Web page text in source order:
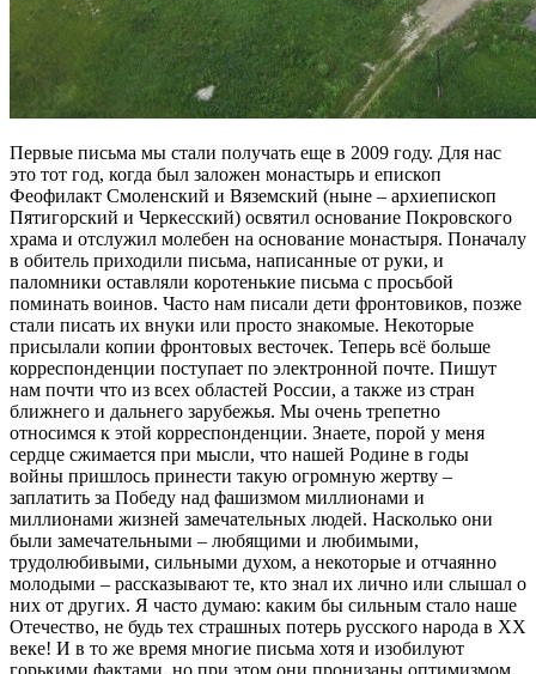
Первые письма мы стали получать еще в 2009 году. Для нас
это тот год, когда был заложен монастырь и епископ
Феофилакт Смоленский и Вяземский (ныне ­– архиепископ
Пятигорский и Черкесский) освятил основание Покровского
храма и отслужил молебен на основание монастыря. Поначалу
в обитель приходили письма, написанные от руки, и
паломники оставляли коротенькие письма с просьбой
поминать воинов. Часто нам писали дети фронтовиков, позже
стали писать их внуки или просто знакомые. Некоторые
присылали копии фронтовых весточек. Теперь всё больше
корреспонденции поступает по электронной почте. Пишут
нам почти что из всех областей России, а также из стран
ближнего и дальнего зарубежья. Мы очень трепетно
относимся к этой корреспонденции. Знаете, порой у меня
сердце сжимается при мысли, что нашей Родине в годы
войны пришлось принести такую огромную жертву –
заплатить за Победу над фашизмом миллионами и
миллионами жизней замечательных людей. Насколько они
были замечательными – любящими и любимыми,
трудолюбивыми, сильными духом, а некоторые и отчаянно
молодыми – рассказывают те, кто знал их лично или слышал о
них от других. Я часто думаю: каким бы сильным стало наше
Отечество, не будь тех страшных потерь русского народа в ХХ
веке! И в то же время многие письма хотя и изобилуют